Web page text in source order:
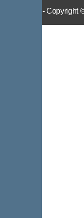
- Copyright